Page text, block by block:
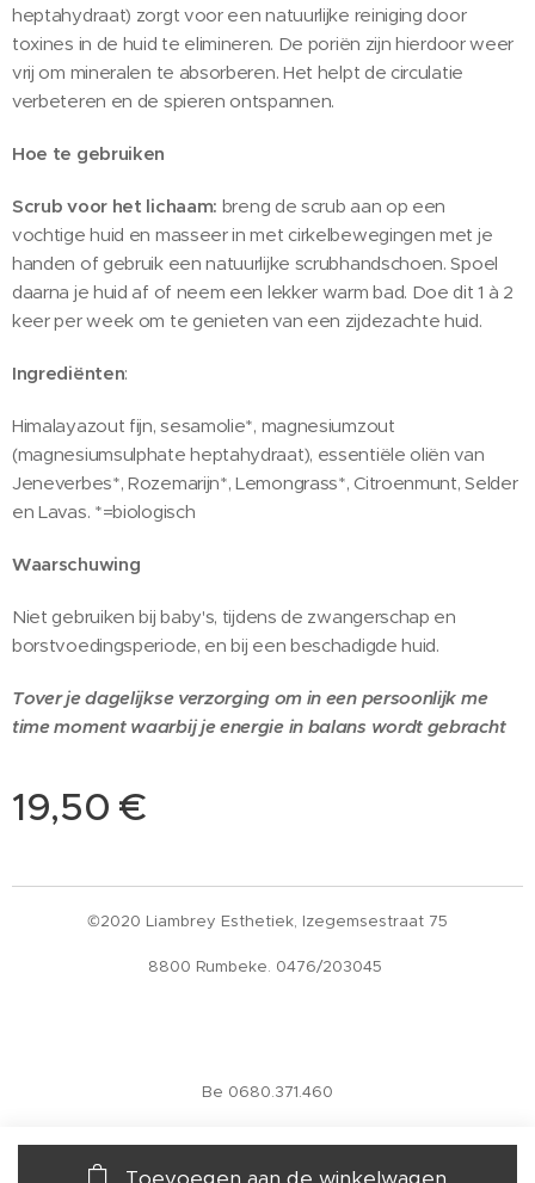
heptahydraat) zorgt voor een natuurlijke reiniging door
toxines in de huid te elimineren. De poriën zijn hierdoor weer
vrij om mineralen te absorberen. Het helpt de circulatie
verbeteren en de spieren ontspannen.
Hoe te gebruiken
Scrub voor het lichaam: breng de scrub aan op een
vochtige huid en masseer in met cirkelbewegingen met je
handen of gebruik een natuurlijke scrubhandschoen. Spoel
daarna je huid af of neem een lekker warm bad. Doe dit 1 à 2
keer per week om te genieten van een zijdezachte huid.
Ingrediënten:
Himalayazout fijn, sesamolie*, magnesiumzout
(magnesiumsulphate heptahydraat), essentiële oliën van
Jeneverbes*, Rozemarijn*, Lemongrass*, Citroenmunt, Selder
en Lavas. *=biologisch
Waarschuwing
Niet gebruiken bij baby's, tijdens de zwangerschap en
borstvoedingsperiode, en bij een beschadigde huid.
Tover je dagelijkse verzorging om in een persoonlijk me
time moment waarbij je energie in balans wordt gebracht
19,50 €
©2020 Liambrey Esthetiek, Izegemsestraat 75
8800 Rumbeke. 0476/203045
Be 0680.371.460